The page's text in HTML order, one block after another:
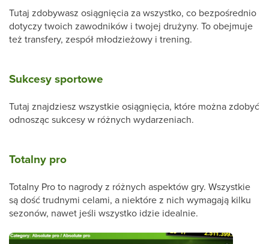
Tutaj zdobywasz osiągnięcia za wszystko, co bezpośrednio
dotyczy twoich zawodników i twojej drużyny. To obejmuje
też transfery, zespół młodzieżowy i trening.
Sukcesy sportowe
Tutaj znajdziesz wszystkie osiągnięcia, które można zdobyć
odnosząc sukcesy w różnych wydarzeniach.
Totalny pro
Totalny Pro to nagrody z różnych aspektów gry. Wszystkie
są dość trudnymi celami, a niektóre z nich wymagają kilku
sezonów, nawet jeśli wszystko idzie idealnie.